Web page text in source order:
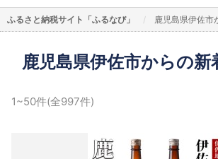
ふるさと納税サイト「ふるなび」 鹿児島県伊佐市
鹿児島県伊佐市からの新
1~50件(全997件)